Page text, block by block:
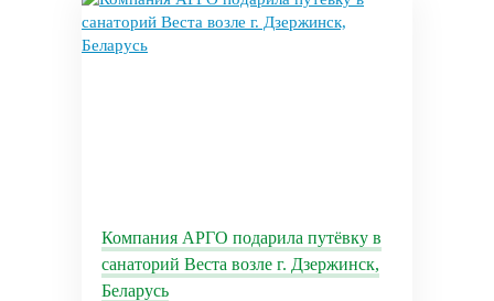
Компания АРГО подарила путёвку в
санаторий Веста возле г. Дзержинск,
Беларусь